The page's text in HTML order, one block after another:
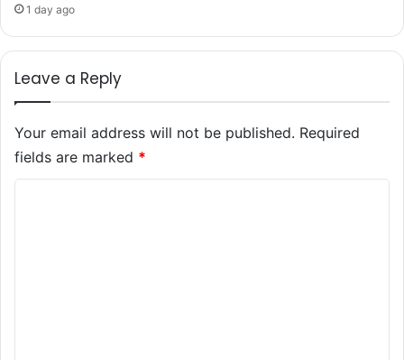
1 day ago
Leave a Reply
Your email address will not be published. Required
fields are marked *